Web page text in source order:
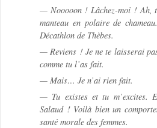
— Nooooon ! Lâchez-moi ! Ah,
manteau en polaire de
Décathlon de Thèbes.
— Reviens ! Je ne te laisserai
comme tu l’as fait.
— Mais… Je n’ai rien fait.
— Tu existes et tu m’excites.
Salaud ! Voilà bien un
santé morale des femmes.